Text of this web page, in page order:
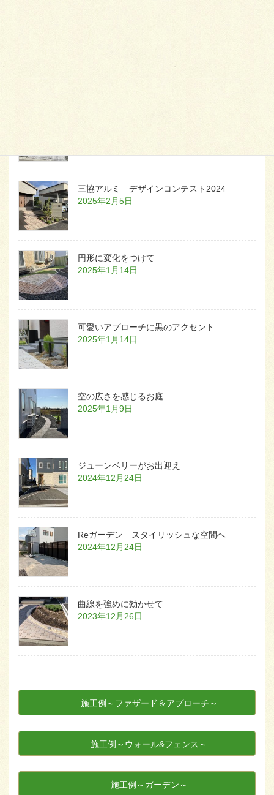
三協アルミ デザインコンテスト2024
2025年2月5日
円形に変化をつけて
2025年1月14日
可愛いアプローチに黒のアクセント
2025年1月14日
空の広さを感じるお庭
2025年1月9日
ジューンベリーがお出迎え
2024年12月24日
Reガーデン スタイリッシュな空間へ
2024年12月24日
曲線を強めに効かせて
2023年12月26日
施工例～ファザード＆アプローチ～
施工例～ウォール&フェンス～
施工例～ガーデン～